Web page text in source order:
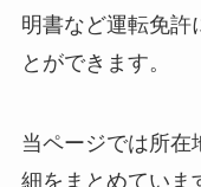
明書など運転免許
とができます。
当ページでは所在
細をまとめていま